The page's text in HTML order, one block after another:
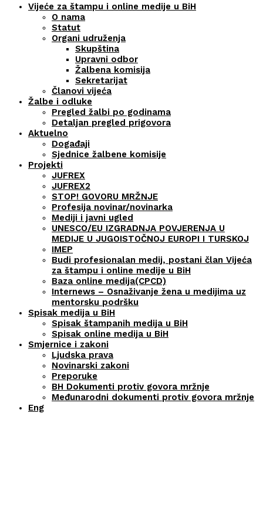
Vijeće za štampu i online medije u BiH
O nama
Statut
Organi udruženja
Skupština
Upravni odbor
Žalbena komisija
Sekretarijat
Članovi vijeća
Žalbe i odluke
Pregled žalbi po godinama
Detaljan pregled prigovora
Aktuelno
Događaji
Sjednice žalbene komisije
Projekti
JUFREX
JUFREX2
STOP! GOVORU MRŽNJE
Profesija novinar/novinarka
Mediji i javni ugled
UNESCO/EU IZGRADNJA POVJERENJA U
MEDIJE U JUGOISTOČNOJ EUROPI I TURSKOJ
IMEP
Budi profesionalan medij, postani član Vijeća
za štampu i online medije u BiH
Baza online medija(CPCD)
Internews – Osnaživanje žena u medijima uz
mentorsku podršku
Spisak medija u BiH
Spisak štampanih medija u BiH
Spisak online medija u BiH
Smjernice i zakoni
Ljudska prava
Novinarski zakoni
Preporuke
BH Dokumenti protiv govora mržnje
Međunarodni dokumenti protiv govora mržnje
Eng